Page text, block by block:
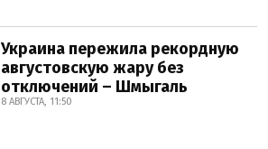
Украина пережила рекордную
августовскую жару без
отключений – Шмыгаль
8 АВГУСТА, 11:50